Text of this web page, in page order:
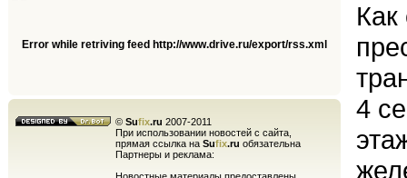
Error while retriving feed http://www.drive.ru/export/rss.xml
© Sufix.ru 2007-2011
При использовании новостей с сайта,
прямая ссылка на Sufix.ru обязательна
Партнеры и реклама:
4